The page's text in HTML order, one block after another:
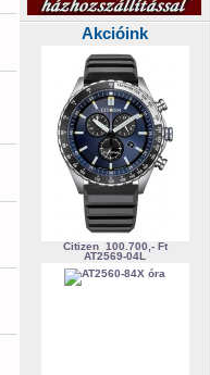
Akcióink
Citizen 100.700,- Ft
AT2569-04L